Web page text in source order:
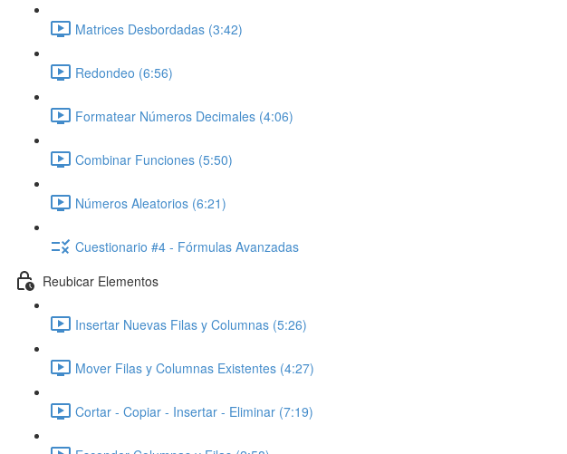
Matrices Desbordadas (3:42)
Redondeo (6:56)
Formatear Números Decimales (4:06)
Combinar Funciones (5:50)
Números Aleatorios (6:21)
Cuestionario #4 - Fórmulas Avanzadas
Reubicar Elementos
Insertar Nuevas Filas y Columnas (5:26)
Mover Filas y Columnas Existentes (4:27)
Cortar - Copiar - Insertar - Eliminar (7:19)